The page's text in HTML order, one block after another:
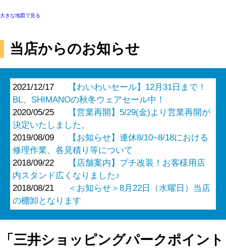
大きな地図で見る
当店からのお知らせ
2021/12/17
【わいわいセール】12月31日まで！
BL、SHIMANOの秋冬ウェアセール中！
2020/05/25
【営業再開】5/29(金)より営業再開が
決定いたしました。
2019/08/09
【お知らせ】連休8/10~8/18における
修理作業、各見積り等について
2018/09/22
【店舗案内】プチ改装！お客様用店
内スタンド広くなりました♪
2018/08/21
＜お知らせ＞8月22日（水曜日）当店
の棚卸となります
「三井ショッピングパークポイント